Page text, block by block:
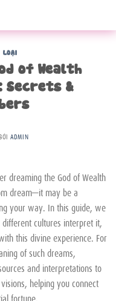
LOẠI
of Wealth
Secrets &
ADMIN
dreaming the God of Wealth
dream—it may be a
your way. In this guide, we
cultures interpret it,
this divine experience. For
of such dreams,
and interpretations to
helping you connect
fortune.